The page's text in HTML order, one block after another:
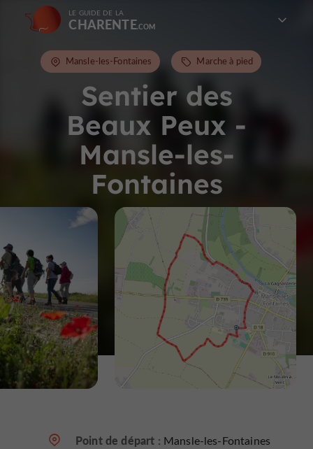
LE GUIDE DE LA
CHARENTE
Sentier des
Beaux Peux -
Mansle-les-
Fontaines
Mansle-les-Fontaines Marche à pied
Point de départ : Mansle-les-Fontaines